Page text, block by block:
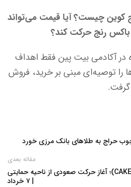
کوین چیست؟ آیا قیمت می‌تواند
رنج حرکت کند؟
در آکادمی بیت پین فقط اهداف
را توصیه‌ای مبنی بر خرید، فروش
گرفت.
حراج به طلاهای بانک مرزی خورد
مقاله بعدی
تحلیل تکنیکال پنکیک سواپ (CAKE)؛ آغاز حرکت صعودی از ناحیه حمایتی
| ۷ خرداد